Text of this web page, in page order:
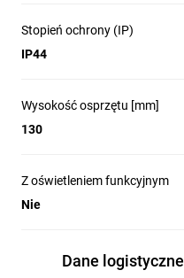
Stopień ochrony (IP)
IP44
Wysokość osprzętu [mm]
130
Z oświetleniem funkcyjnym
Nie
Dane logistyczne